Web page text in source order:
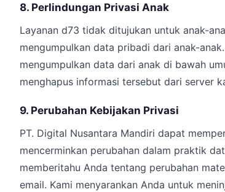
8. Perlindungan Privasi Anak
Layanan d73 tidak ditujukan untuk anak-
mengumpulkan data pribadi dari anak-
mengumpulkan data dari anak di bawah
menghapus informasi tersebut dari server
9. Perubahan Kebijakan Privasi
PT. Digital Nusantara Mandiri dapat
mencerminkan perubahan dalam praktik
memberitahu Anda tentang perubahan
email. Kami menyarankan Anda untuk